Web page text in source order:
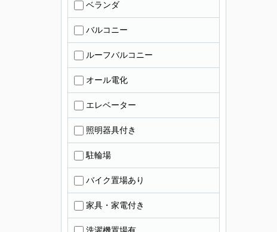
ベランダ
バルコニー
ルーフバルコニー
オール電化
エレベーター
照明器具付き
駐輪場
バイク置場あり
家具・家電付き